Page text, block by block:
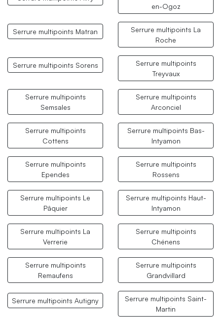
en-Ogoz
Serrure multipoints Matran
Serrure multipoints La
Roche
Serrure multipoints Sorens
Serrure multipoints
Treyvaux
Serrure multipoints
Semsales
Serrure multipoints
Arconciel
Serrure multipoints
Cottens
Serrure multipoints Bas-
Intyamon
Serrure multipoints
Ependes
Serrure multipoints
Rossens
Serrure multipoints Le
Pâquier
Serrure multipoints Haut-
Intyamon
Serrure multipoints La
Verrerie
Serrure multipoints
Chénens
Serrure multipoints
Remaufens
Serrure multipoints
Grandvillard
Serrure multipoints Autigny
Serrure multipoints Saint-
Martin